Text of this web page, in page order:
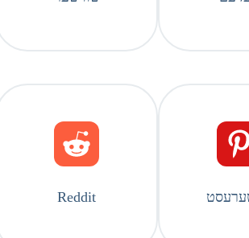
Reddit